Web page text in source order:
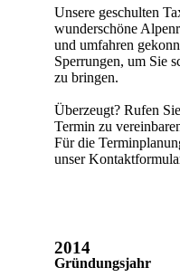
Unsere geschulten
wunderschöne
und umfahren
Sperrungen, um Sie
zu bringen.
Überzeugt? Rufen
Termin zu
Für die
unser
2014
Gründungsjahr